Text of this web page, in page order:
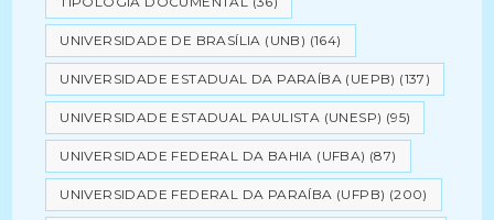
UNIVERSIDADE DE BRASÍLIA (UNB) (164)
UNIVERSIDADE ESTADUAL DA PARAÍBA (UEPB) (137)
UNIVERSIDADE ESTADUAL PAULISTA (UNESP) (95)
UNIVERSIDADE FEDERAL DA BAHIA (UFBA) (87)
UNIVERSIDADE FEDERAL DA PARAÍBA (UFPB) (200)